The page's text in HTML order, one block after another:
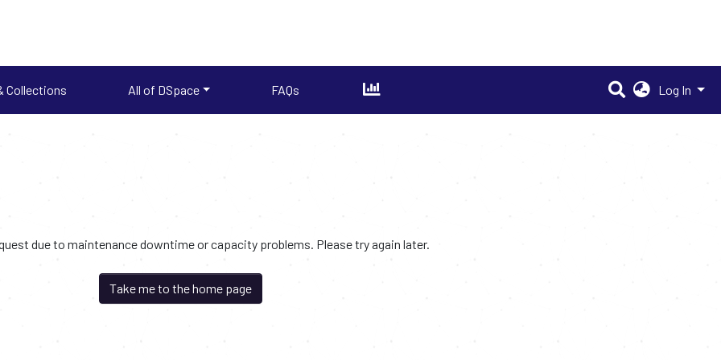
Collections All of DSpace FAQs Log In
due to maintenance downtime or capacity problems. Please try again later.
Take me to the home page